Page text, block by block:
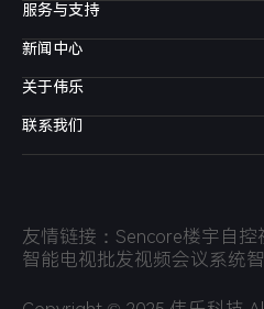
服务与支持
新闻中心
关于伟乐
联系我们
友情链接： Sencore楼宇自控
智能电视批发视频会议系统